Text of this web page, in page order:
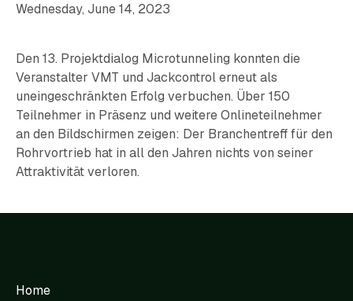
Wednesday, June 14, 2023
Den 13. Projektdialog Microtunneling konnten die
Veranstalter VMT und Jackcontrol erneut als
uneingeschränkten Erfolg verbuchen. Über 150
Teilnehmer in Präsenz und weitere Onlineteilnehmer
an den Bildschirmen zeigen: Der Branchentreff für den
Rohrvortrieb hat in all den Jahren nichts von seiner
Attraktivität verloren.
Home